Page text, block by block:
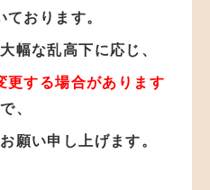
ております。
幅な乱高下に応じ、
更する場合があります
、
願い申し上げます。